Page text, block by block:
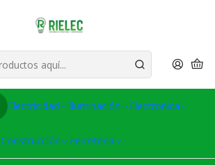
Electricidad Iluminación Electronica
Construcción Ferreteria